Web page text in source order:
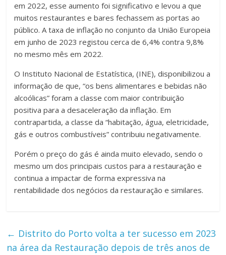
em 2022, esse aumento foi significativo e levou a que
muitos restaurantes e bares fechassem as portas ao
público. A taxa de inflação no conjunto da União Europeia
em junho de 2023 registou cerca de 6,4% contra 9,8%
no mesmo mês em 2022.
O Instituto Nacional de Estatística, (INE), disponibilizou a
informação de que, “os bens alimentares e bebidas não
alcoólicas” foram a classe com maior contribuição
positiva para a desaceleração da inflação. Em
contrapartida, a classe da “habitação, água, eletricidade,
gás e outros combustíveis” contribuiu negativamente.
Porém o preço do gás é ainda muito elevado, sendo o
mesmo um dos principais custos para a restauração e
continua a impactar de forma expressiva na
rentabilidade dos negócios da restauração e similares.
← Distrito do Porto volta a ter sucesso em 2023
na área da Restauração depois de três anos de